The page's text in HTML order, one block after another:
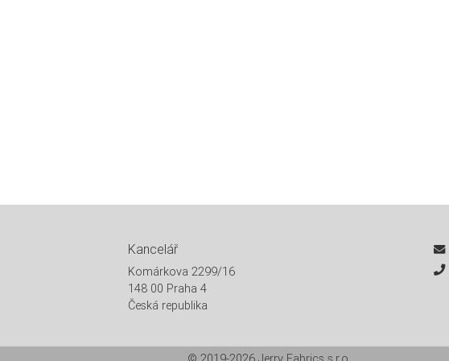
Kancelář
Komárkova 2299/16
148 00 Praha 4
Česká republika